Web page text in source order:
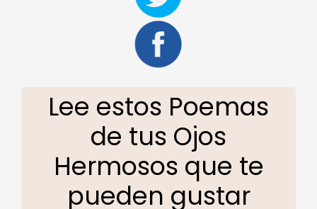
Lee estos Poemas
de tus Ojos
Hermosos que te
pueden gustar